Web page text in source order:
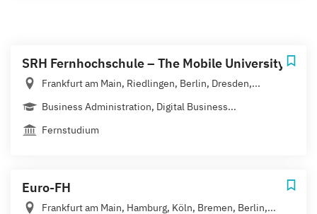
SRH Fernhochschule – The Mobile University
Frankfurt am Main, Riedlingen, Berlin, Dresden,...
Business Administration, Digital Business...
Fernstudium
Euro-FH
Frankfurt am Main, Hamburg, Köln, Bremen, Berlin,...